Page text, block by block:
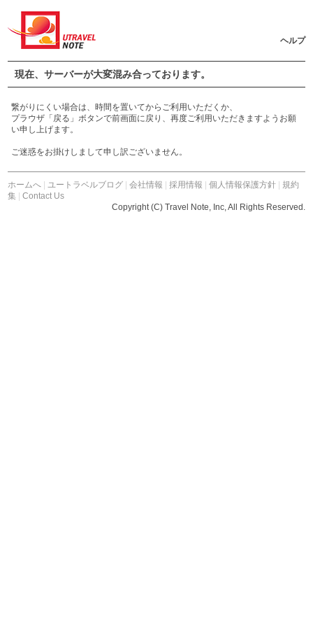
ヘルプ
現在、サーバーが大変混み合っております。
繋がりにくい場合は、時間を置いてからご利用いただくか、
プラウザ「戻る」ボタンで前画面に戻り、再度ご利用いただきますようお願
い申し上げます。
ご迷惑をお掛けしまして申し訳ございません。
ホームへ |ユートラベルブログ |会社情報 |採用情報 |個人情報保護方針
規約
集 |Contact Us
Copyright (C) Travel Note, Inc, All Rights Reserved.